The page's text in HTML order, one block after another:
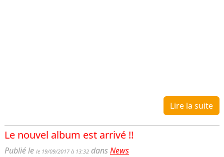
Lire la suite
Le nouvel album est arrivé !!
Publié le le 19/09/2017 à 13:32dansNews